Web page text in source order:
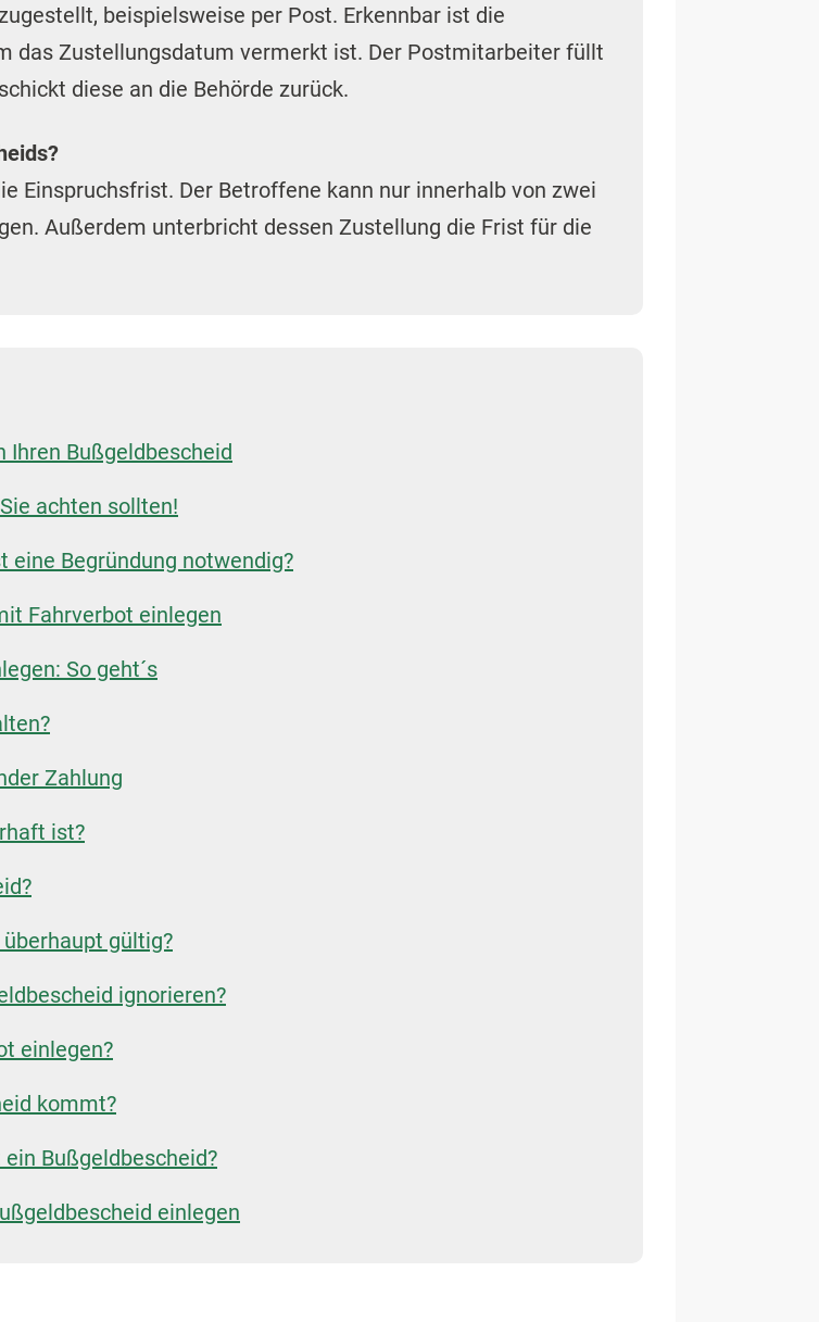
beispielsweise per Post. Erkennbar ist die
das Zustellungsdatum vermerkt ist. Der Postmitarbeiter füllt
diese an die Behörde zurück.
Einspruchsfrist. Der Betroffene kann nur innerhalb von zwei
Außerdem unterbricht dessen Zustellung die Frist für die
Ihren Bußgeldbescheid
achten sollten!
eine Begründung notwendig?
Fahrverbot einlegen
So geht´s
Zahlung
ist?
gültig?
ignorieren?
einlegen?
kommt?
Bußgeldbescheid?
einlegen